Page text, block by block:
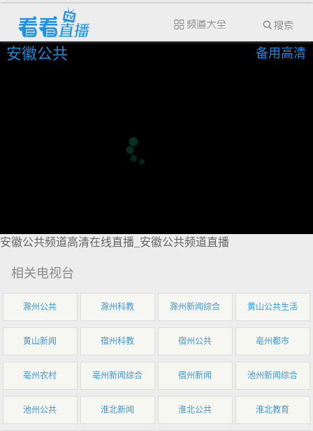
安徽公共 备用高清
安徽公共频道高清在线直播_安徽公共频道直播
相关电视台
滁州公共 滁州科教 滁州新闻综合 黄山公共生活
黄山新闻 宿州科教 宿州公共 亳州都市
亳州农村 亳州新闻综合 宿州新闻 池州新闻综合
池州公共 淮北新闻 淮北公共 淮北教育